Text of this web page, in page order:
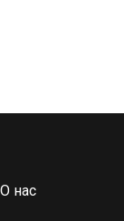
О нас